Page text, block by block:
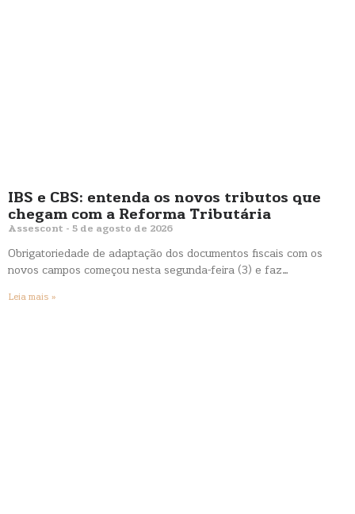
IBS e CBS: entenda os novos tributos que
chegam com a Reforma Tributária
Assescont 5 de agosto de 2026
Obrigatoriedade de adaptação dos documentos fiscais com os
novos campos começou nesta segunda-feira (3) e faz…
Leia mais »